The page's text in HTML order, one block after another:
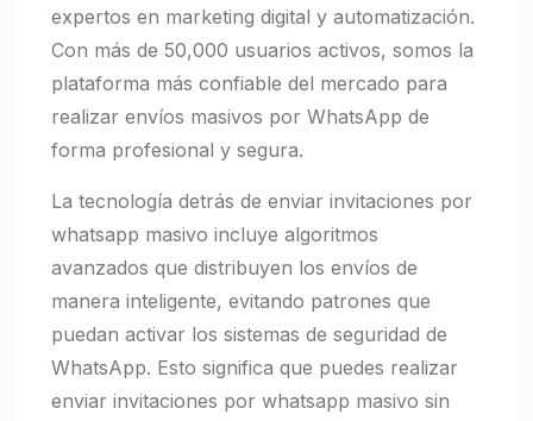
expertos en marketing digital y automatización.
Con más de 50,000 usuarios activos, somos la
plataforma más confiable del mercado para
realizar envíos masivos por WhatsApp de
forma profesional y segura.
La tecnología detrás de enviar invitaciones por
whatsapp masivo incluye algoritmos
avanzados que distribuyen los envíos de
manera inteligente, evitando patrones que
puedan activar los sistemas de seguridad de
WhatsApp. Esto significa que puedes realizar
enviar invitaciones por whatsapp masivo sin